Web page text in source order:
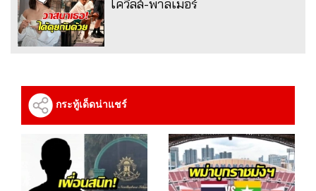
โควิลล์-พาลเมอร์
กระทู้เด็ดน่าแชร์